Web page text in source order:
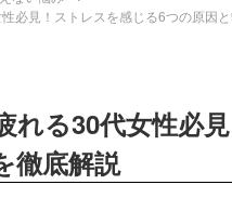
必見！ストレスを感じる6つの原因
れる30代女性必
徹底解説